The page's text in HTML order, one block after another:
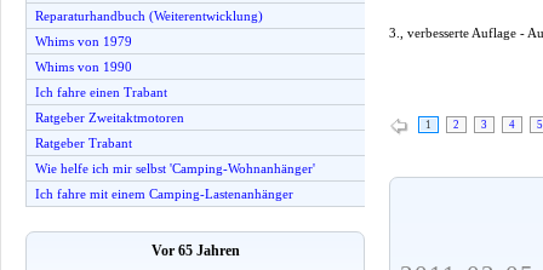
Reparaturhandbuch (Weiterentwicklung)
Whims von 1979
Whims von 1990
Ich fahre einen Trabant
Ratgeber Zweitaktmotoren
Ratgeber Trabant
Wie helfe ich mir selbst 'Camping-Wohnanhänger'
Ich fahre mit einem Camping-Lastenanhänger
Vor 65 Jahren
3., verbesserte Auflage -
1 2 3 4 5